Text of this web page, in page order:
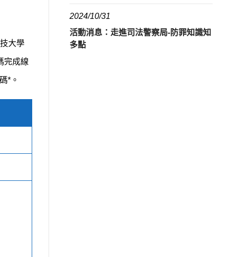
大學
完成線
*。
2024/10/31
活動消息：走進司法警察局-防罪知識知
多點